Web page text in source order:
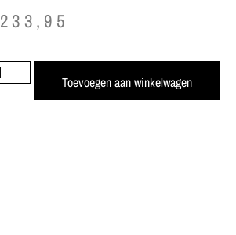
233,95
Toevoegen aan winkelwagen